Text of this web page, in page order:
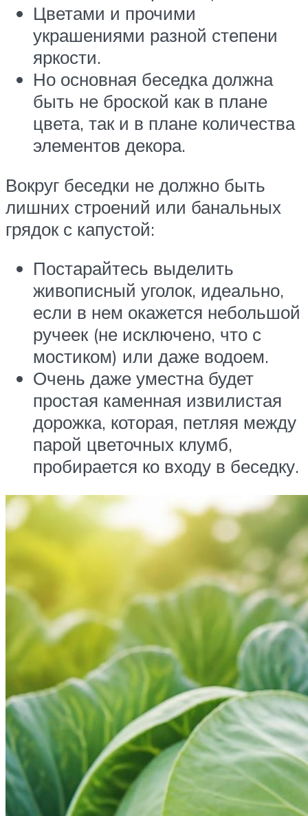
Цветами и прочими
украшениями разной степени
яркости.
Но основная беседка должна
быть не броской как в плане
цвета, так и в плане количества
элементов декора.
Вокруг беседки не должно быть
лишних строений или банальных
грядок с капустой:
Постарайтесь выделить
живописный уголок, идеально,
если в нем окажется небольшой
ручеек (не исключено, что с
мостиком) или даже водоем.
Очень даже уместна будет
простая каменная извилистая
дорожка, которая, петляя между
парой цветочных клумб,
пробирается ко входу в беседку.